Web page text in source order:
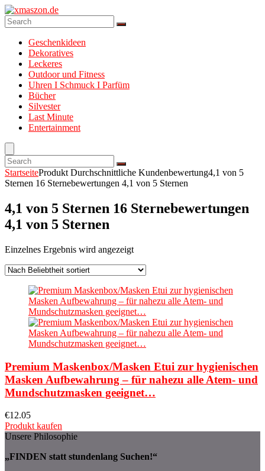
Geschenkideen
Dekoratives
Leckeres
Outdoor und Fitness
Uhren I Schmuck I Parfüm
Bücher
Silvester
Last Minute
Entertainment
StartseiteProdukt Durchschnittliche Kundenbewertung4,1 von 5
Sternen 16 Sternebewertungen 4,1 von 5 Sternen
4,1 von 5 Sternen 16 Sternebewertungen
4,1 von 5 Sternen
Einzelnes Ergebnis wird angezeigt
Premium Maskenbox/Masken Etui zur hygienischen
Masken Aufbewahrung – für nahezu alle Atem- und
Mundschutzmasken geeignet…
€12.05
Produkt kaufen
Unsere Philosophie
„FINDEN statt stundenlang Suchen!“